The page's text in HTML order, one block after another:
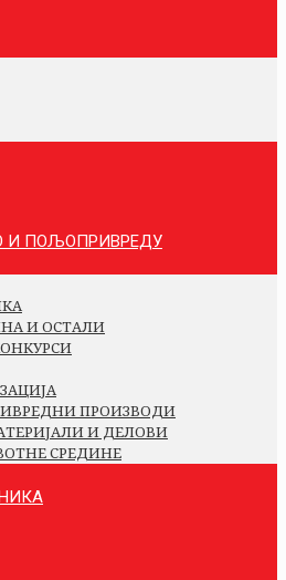
И ПОЉОПРИВРЕДУ
И ОСТАЛИ
ПРОИЗВОДИ
И ДЕЛОВИ
СРЕДИНЕ